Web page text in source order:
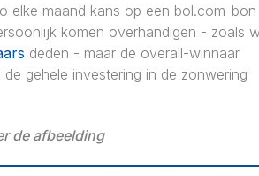
elke maand kans op een bol.com-bon
komen overhandigen - zoals
deden - maar de overall-winnaar
gehele investering in de zonwering
de afbeelding